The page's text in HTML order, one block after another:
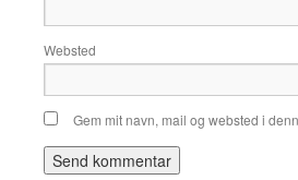
Websted
Gem mit navn, mail og websted i